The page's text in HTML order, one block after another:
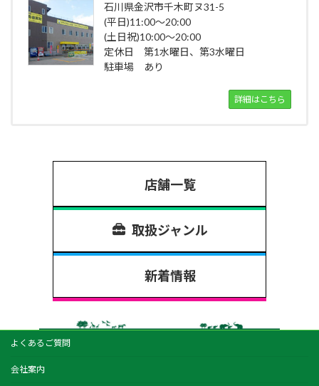
石川県金沢市千木町ヌ31-5
(平日)11:00～20:00
(土日祝)10:00～20:00
定休日 第1水曜日、第3水曜日
駐車場 あり
詳細はこちら
店舗一覧
取扱ジャンル
新着情報
よくあるご質問
会社案内